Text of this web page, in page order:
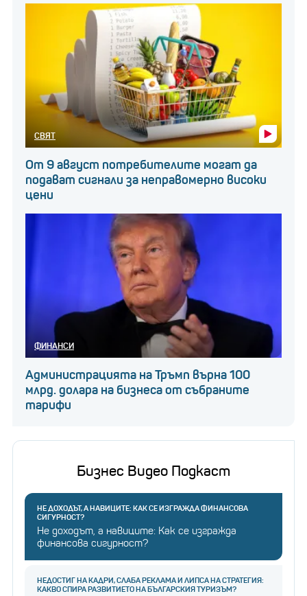
СВЯТ
От 9 август потребителите могат да
подават сигнали за неправомерно високи
цени
ФИНАНСИ
Администрацията на Тръмп върна 100
млрд. долара на бизнеса от събраните
тарифи
Бизнес Видео Подкаст
НЕ ДОХОДЪТ, А НАВИЦИТЕ: КАК СЕ ИЗГРАЖДА ФИНАНСОВА
СИГУРНОСТ?
Не доходът, а навиците: Как се изгражда
финансова сигурност?
НЕДОСТИГ НА КАДРИ, СЛАБА РЕКЛАМА И ЛИПСА НА СТРАТЕГИЯ:
КАКВО СПИРА РАЗВИТИЕТО НА БЪЛГАРСКИЯ ТУРИЗЪМ?